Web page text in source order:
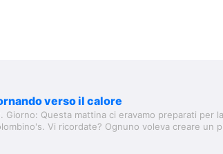
verso il calore
Giorno: Questa mattina ci eravamo preparati per
Vi ricordate? Ognuno voleva creare un